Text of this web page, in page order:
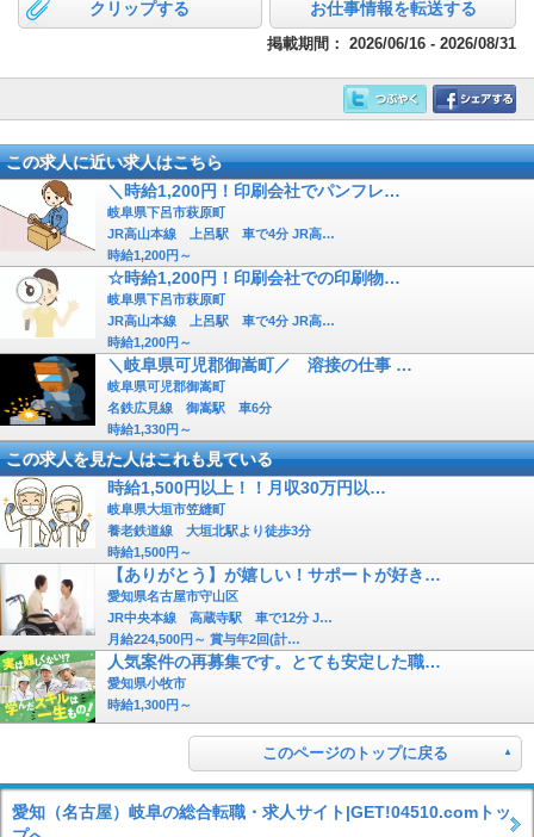
クリップする お仕事情報を転送する
掲載期間： 2026/06/16 - 2026/08/31
この求人に近い求人はこちら
＼時給1,200円！印刷会社でパンフレ…
岐阜県下呂市萩原町
JR高山本線 上呂駅 車で4分 JR高…
時給1,200円～
☆時給1,200円！印刷会社での印刷物…
岐阜県下呂市萩原町
JR高山本線 上呂駅 車で4分 JR高…
時給1,200円～
＼岐阜県可児郡御嵩町／ 溶接の仕事 …
岐阜県可児郡御嵩町
名鉄広見線 御嵩駅 車6分
時給1,330円～
この求人を見た人はこれも見ている
時給1,500円以上！！月収30万円以…
岐阜県大垣市笠縫町
養老鉄道線 大垣北駅より徒歩3分
時給1,500円～
【ありがとう】が嬉しい！サポートが好き…
愛知県名古屋市守山区
JR中央本線 高蔵寺駅 車で12分 J…
月給224,500円～ 賞与年2回(計…
人気案件の再募集です。とても安定した職…
愛知県小牧市
時給1,300円～
このページのトップに戻る
愛知（名古屋）岐阜の総合転職・求人サイト|GET!04510.comトッ